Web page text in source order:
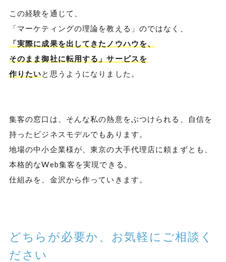
この経験を通じて、
「マーケティングの理論を教える」のではなく、
「実際に成果を出してきたノウハウを、
そのまま御社に転用する」サービスを
作りたいと思うようになりました。
集客の窓口は、そんな私の熱意をぶつけられる、自信を
持ったビジネスモデルでもあります。
地場の中小企業様が、東京の大手代理店に頼まずとも、
本格的なWeb集客を実現できる。
仕組みを、金沢から作っていきます。
どちらが必要か、お気軽にご相談く
ださい